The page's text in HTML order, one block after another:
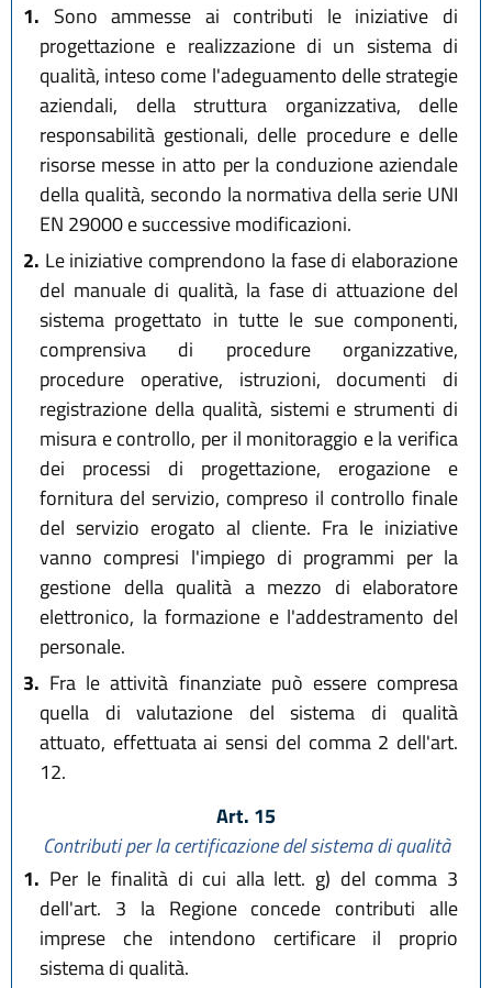
1. Sono ammesse ai contributi le iniziative di
progettazione e realizzazione di un sistema di
qualità, inteso come l'adeguamento delle strategie
aziendali, della struttura organizzativa, delle
responsabilità gestionali, delle procedure e delle
risorse messe in atto per la conduzione aziendale
della qualità, secondo la normativa della serie UNI
EN 29000 e successive modificazioni.
2. Le iniziative comprendono la fase di elaborazione
del manuale di qualità, la fase di attuazione del
sistema progettato in tutte le sue componenti,
comprensiva di procedure organizzative,
procedure operative, istruzioni, documenti di
registrazione della qualità, sistemi e strumenti di
misura e controllo, per il monitoraggio e la verifica
dei processi di progettazione, erogazione e
fornitura del servizio, compreso il controllo finale
del servizio erogato al cliente. Fra le iniziative
vanno compresi l'impiego di programmi per la
gestione della qualità a mezzo di elaboratore
elettronico, la formazione e l'addestramento del
personale.
3. Fra le attività finanziate può essere compresa
quella di valutazione del sistema di qualità
attuato, effettuata ai sensi del comma 2 dell'art.
12.
Art. 15
Contributi per la certificazione del sistema di qualità
1. Per le finalità di cui alla lett. g) del comma 3
dell'art. 3 la Regione concede contributi alle
imprese che intendono certificare il proprio
sistema di qualità.